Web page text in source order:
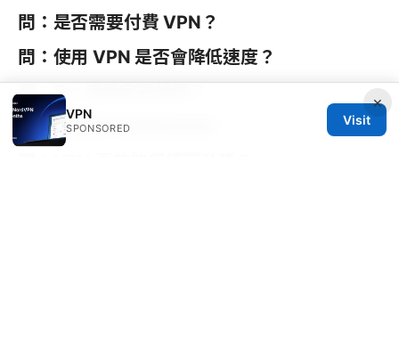
問：是否需要付費 VPN？
問：使用 VPN 是否會降低速度？
問：Tor 道路會很慢嗎？
問：我需要保護哪些裝置？
×
VPN
SPONSORED
Visit